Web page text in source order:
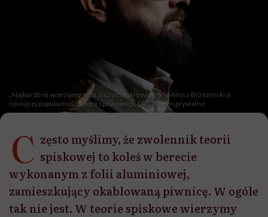
„Najbardziej wierzymy w to, o czym mało wiemy”. Miłosz Brzeziński o
rosnącej popularności teorii spiskowych / Archiwum prywatne
C zęsto myślimy, że zwolennik teorii
spiskowej to koleś w berecie
wykonanym z folii aluminiowej,
zamieszkujący okablowaną piwnicę. W ogóle
tak nie jest. W teorie spiskowe wierzymy